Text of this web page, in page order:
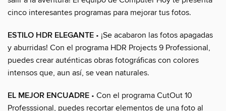
cinco interesantes programas para mejorar tus fotos.
ESTILO HDR ELEGANTE • ¡Se acabaron las fotos apagadas
y aburridas! Con el programa HDR Projects 9 Professional,
puedes crear auténticas obras fotográficas con colores
intensos que, aun así, se vean naturales.
EL MEJOR ENCUADRE • Con el programa CutOut 10
Professsional, puedes recortar elementos de una foto al